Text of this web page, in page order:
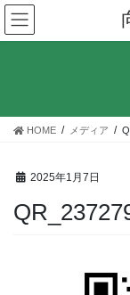
コ
ン
テ
ス
ナ
ビ
ゲ
ン
HOME メディア
2025年1月7日